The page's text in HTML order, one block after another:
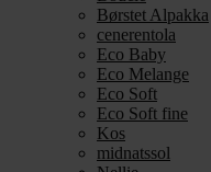
Børstet Alpakka
cenerentola
Eco Baby
Eco Melange
Eco Soft
Eco Soft fine
Kos
midnatssol